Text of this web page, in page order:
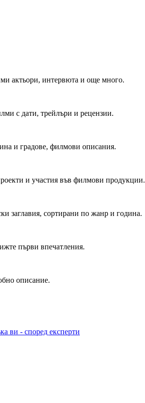
актьори, интервюта и още много.
с дати, трейлъри и рецензии.
и градове, филмови описания.
и участия във филмови продукции.
заглавия, сортирани по жанр и година.
първи впечатления.
описание.
ви - според експерти